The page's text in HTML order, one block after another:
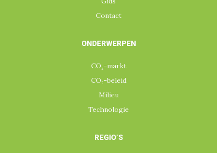
Contact
ONDERWERPEN
CO₂-markt
CO₂-beleid
Milieu
Technologie
REGIO’S